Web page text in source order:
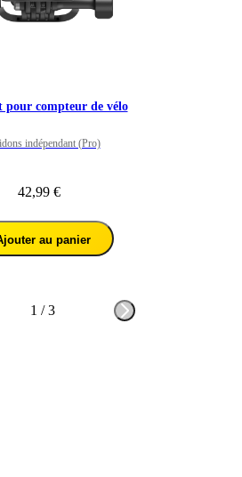
pour compteur de vélo
indépendant (Pro)
42,99 €
au panier
1 /3